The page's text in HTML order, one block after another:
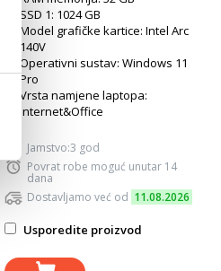
SSD 1: 1024 GB
Model grafičke kartice: Intel Arc
140V
Operativni sustav: Windows 11
Pro
Vrsta namjene laptopa:
Internet&Office
Jamstvo:3 god
Povrat robe moguć unutar 14
dana
Dostavljamo već od 11.08.2026
Usporedite proizvod